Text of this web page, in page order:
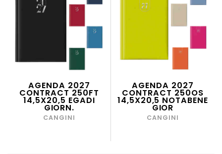
AGENDA 2027
CONTRACT 250FT
14,5X20,5 EGADI
GIORN.
CANGINI
AGENDA 2027
CONTRACT 250OS
14,5X20,5 NOTABENE
GIOR
CANGINI